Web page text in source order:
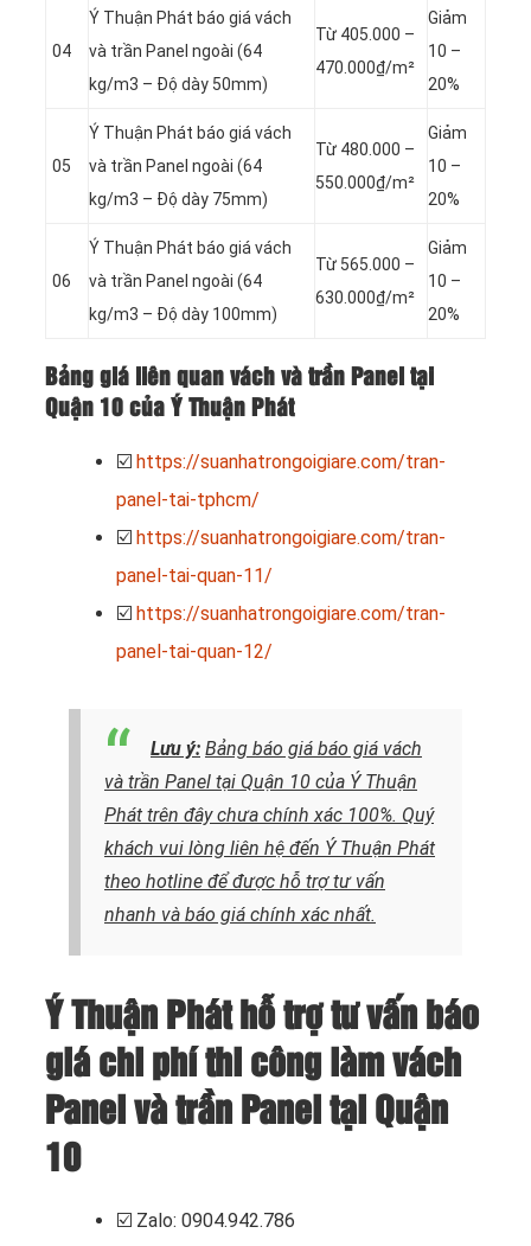
04
Ý Thuận Phát báo giá vách
và trần Panel ngoài (64
kg/m3 – Độ dày 50mm)
Từ 405.000 –
470.000₫/m²
Giảm
10 –
20%
05
Ý Thuận Phát báo giá vách
và trần Panel ngoài (64
kg/m3 – Độ dày 75mm)
Từ 480.000 –
550.000₫/m²
Giảm
10 –
20%
06
Ý Thuận Phát báo giá vách
và trần Panel ngoài (64
kg/m3 – Độ dày 100mm)
Từ 565.000 –
630.000₫/m²
Giảm
10 –
20%
Bảng giá liên quan vách và trần Panel tại
Quận 10 của Ý Thuận Phát
☑️ https://suanhatrongoigiare.com/tran-
panel-tai-tphcm/
☑️ https://suanhatrongoigiare.com/tran-
panel-tai-quan-11/
☑️ https://suanhatrongoigiare.com/tran-
panel-tai-quan-12/
Lưu ý: Bảng báo giá báo giá vách
và trần Panel tại Quận 10 của Ý Thuận
Phát trên đây chưa chính xác 100%. Quý
khách vui lòng liên hệ đến Ý Thuận Phát
theo hotline để được hỗ trợ tư vấn
nhanh và báo giá chính xác nhất.
Ý Thuận Phát hỗ trợ tư vấn báo
giá chi phí thi công làm vách
Panel và trần Panel tại Quận
10
☑️ Zalo: 0904.942.786